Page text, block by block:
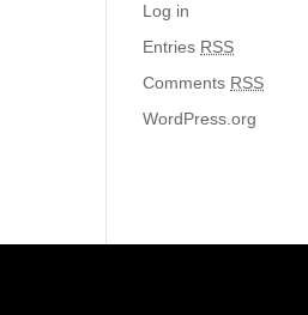
Log in
Entries RSS
Comments RSS
WordPress.org